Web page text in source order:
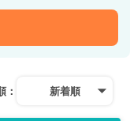
： 新着順